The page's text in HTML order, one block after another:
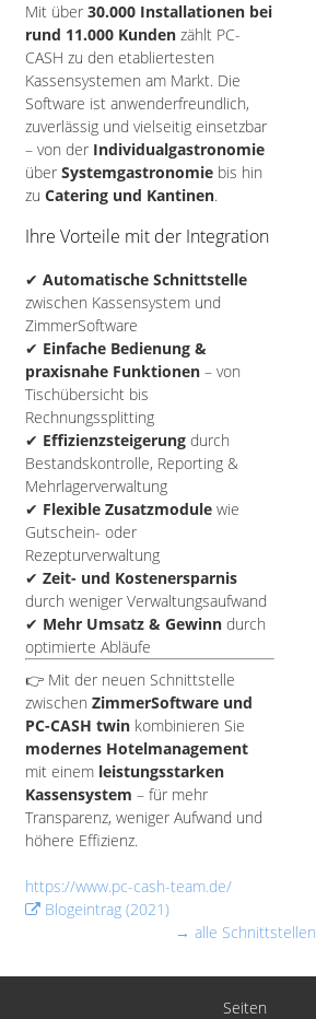
Mit über 30.000 Installationen bei
rund 11.000 Kunden zählt PC-
CASH zu den etabliertesten
Kassensystemen am Markt. Die
Software ist anwenderfreundlich,
zuverlässig und vielseitig einsetzbar
– von der Individualgastronomie
über Systemgastronomie bis hin
zu Catering und Kantinen.
Ihre Vorteile mit der Integration
✔ Automatische Schnittstelle
zwischen Kassensystem und
ZimmerSoftware
✔ Einfache Bedienung &
praxisnahe Funktionen – von
Tischübersicht bis
Rechnungssplitting
✔ Effizienzsteigerung durch
Bestandskontrolle, Reporting &
Mehrlagerverwaltung
✔ Flexible Zusatzmodule wie
Gutschein- oder
Rezepturverwaltung
✔ Zeit- und Kostenersparnis
durch weniger Verwaltungsaufwand
✔ Mehr Umsatz & Gewinn durch
optimierte Abläufe
👉 Mit der neuen Schnittstelle
zwischen ZimmerSoftware und
PC-CASH twin kombinieren Sie
modernes Hotelmanagement
mit einem leistungsstarken
Kassensystem – für mehr
Transparenz, weniger Aufwand und
höhere Effizienz.
https://www.pc-cash-team.de/
Blogeintrag (2021)
→ alle Schnittstellen
Seiten